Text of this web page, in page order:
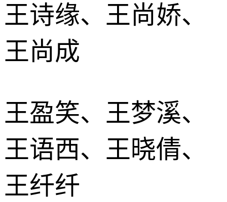
王诗缘、王尚娇、
王尚成
王盈笑、王梦溪、
王语西、王晓倩、
王纤纤